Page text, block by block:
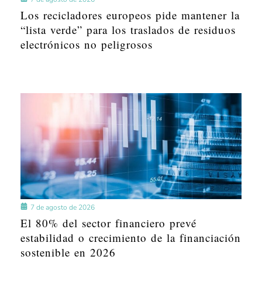
Los recicladores europeos pide mantener la
“lista verde” para los traslados de residuos
electrónicos no peligrosos
7 de agosto de 2026
El 80% del sector financiero prevé
estabilidad o crecimiento de la financiación
sostenible en 2026